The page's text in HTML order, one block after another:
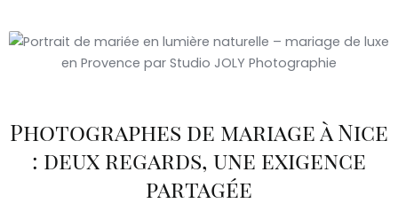
Photographes de mariage à Nice
: deux regards, une exigence
partagée